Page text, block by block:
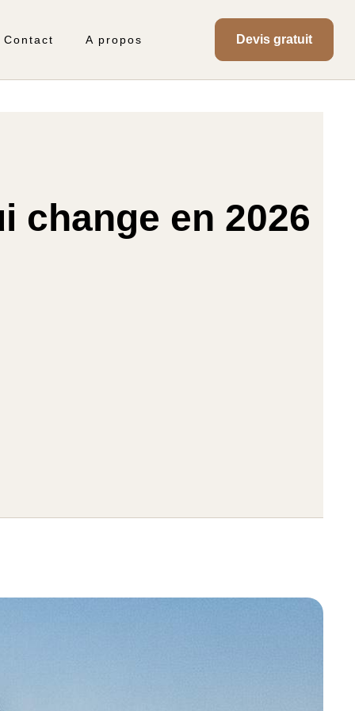
Contact A propos Devis gratuit
change en 2026